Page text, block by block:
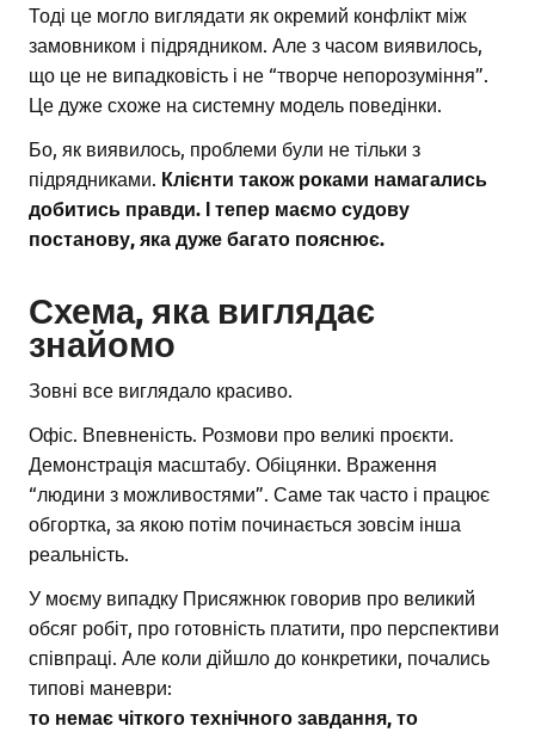
Тоді це могло виглядати як окремий конфлікт між
замовником і підрядником. Але з часом виявилось,
що це не випадковість і не “творче непорозуміння”.
Це дуже схоже на системну модель поведінки.
Бо, як виявилось, проблеми були не тільки з
підрядниками. Клієнти також роками намагались
добитись правди. І тепер маємо судову
постанову, яка дуже багато пояснює.
Схема, яка виглядає
знайомо
Зовні все виглядало красиво.
Офіс. Впевненість. Розмови про великі проєкти.
Демонстрація масштабу. Обіцянки. Враження
“людини з можливостями”. Саме так часто і працює
обгортка, за якою потім починається зовсім інша
реальність.
У моєму випадку Присяжнюк говорив про великий
обсяг робіт, про готовність платити, про перспективи
співпраці. Але коли дійшло до конкретики, почались
типові маневри:
то немає чіткого технічного завдання, то